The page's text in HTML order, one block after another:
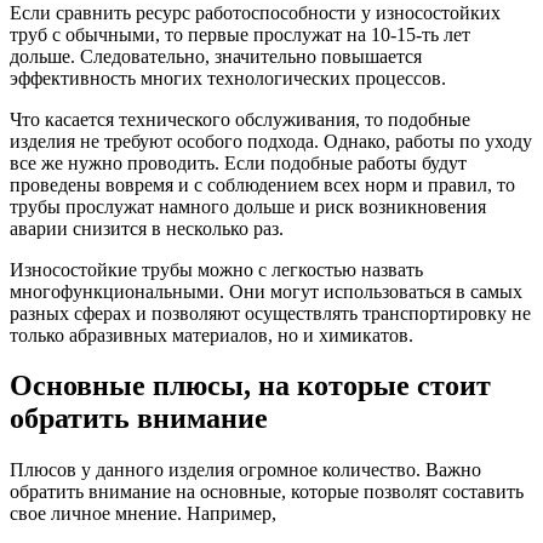
Если сравнить ресурс работоспособности у износостойких
труб с обычными, то первые прослужат на 10-15-ть лет
дольше. Следовательно, значительно повышается
эффективность многих технологических процессов.
Что касается технического обслуживания, то подобные
изделия не требуют особого подхода. Однако, работы по уходу
все же нужно проводить. Если подобные работы будут
проведены вовремя и с соблюдением всех норм и правил, то
трубы прослужат намного дольше и риск возникновения
аварии снизится в несколько раз.
Износостойкие трубы можно с легкостью назвать
многофункциональными. Они могут использоваться в самых
разных сферах и позволяют осуществлять транспортировку не
только абразивных материалов, но и химикатов.
Основные плюсы, на которые стоит
обратить внимание
Плюсов у данного изделия огромное количество. Важно
обратить внимание на основные, которые позволят составить
свое личное мнение. Например,